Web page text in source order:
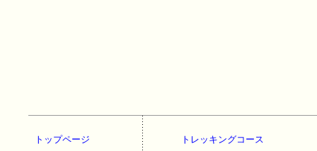
トップページ トレッキングコース